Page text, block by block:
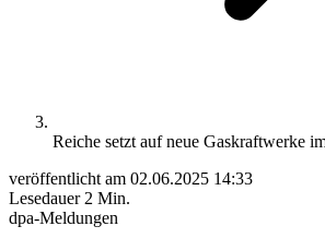
Reiche setzt auf neue Gaskraftwerke
veröffentlicht am 02.06.2025 14:33
Lesedauer 2 Min.
dpa-Meldungen